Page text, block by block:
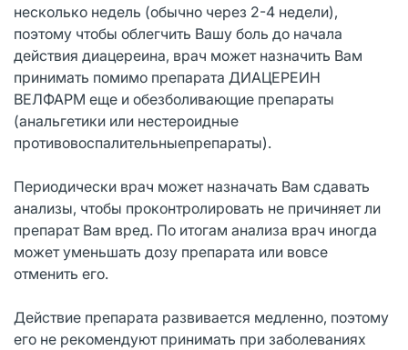
несколько недель (обычно через 2-4 недели),
поэтому чтобы облегчить Вашу боль до начала
действия диацереина, врач может назначить Вам
принимать помимо препарата ДИАЦЕРЕИН
ВЕЛФАРМ еще и обезболивающие препараты
(анальгетики или нестероидные
противовоспалительныепрепараты).
Периодически врач может назначать Вам сдавать
анализы, чтобы проконтролировать не причиняет ли
препарат Вам вред. По итогам анализа врач иногда
может уменьшать дозу препарата или вовсе
отменить его.
Действие препарата развивается медленно, поэтому
его не рекомендуют принимать при заболеваниях